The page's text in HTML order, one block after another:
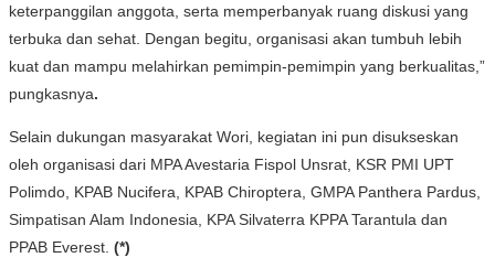
keterpanggilan anggota, serta memperbanyak ruang diskusi yang
terbuka dan sehat. Dengan begitu, organisasi akan tumbuh lebih
kuat dan mampu melahirkan pemimpin-pemimpin yang berkualitas,”
pungkasnya.
Selain dukungan masyarakat Wori, kegiatan ini pun disukseskan
oleh organisasi dari MPA Avestaria Fispol Unsrat, KSR PMI UPT
Polimdo, KPAB Nucifera, KPAB Chiroptera, GMPA Panthera Pardus,
Simpatisan Alam Indonesia, KPA Silvaterra KPPA Tarantula dan
PPAB Everest. (*)